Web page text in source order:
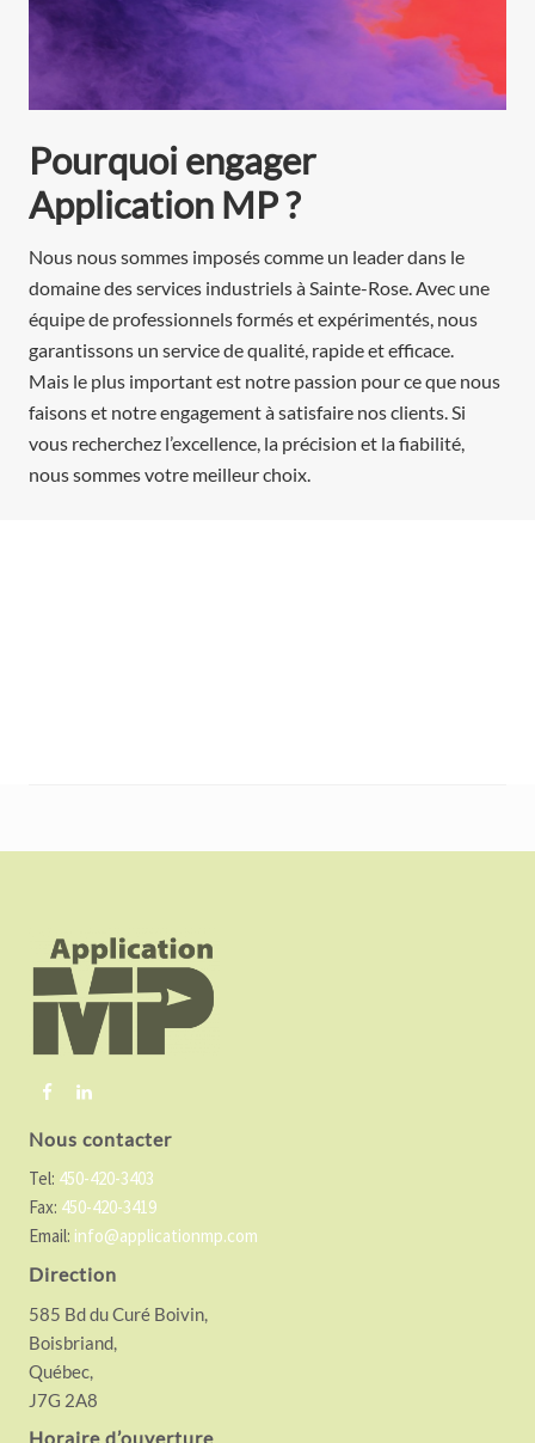
Pourquoi engager
Application MP ?
Nous nous sommes imposés comme un leader dans le
domaine des services industriels à Sainte-Rose. Avec une
équipe de professionnels formés et expérimentés, nous
garantissons un service de qualité, rapide et efficace.
Mais le plus important est notre passion pour ce que nous
faisons et notre engagement à satisfaire nos clients. Si
vous recherchez l’excellence, la précision et la fiabilité,
nous sommes votre meilleur choix.
Nous contacter
Tel: 450-420-3403
Fax: 450-420-3419
Email: info@applicationmp.com
Direction
585 Bd du Curé Boivin,
Boisbriand,
Québec,
J7G 2A8
Horaire d’ouverture